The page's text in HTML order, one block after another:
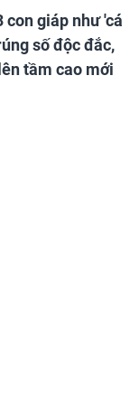
giáp như 'cá
số độc đắc,
tầm cao mới